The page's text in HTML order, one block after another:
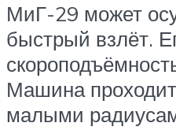
МиГ-29 может
быстрый взлёт.
Машина
малыми